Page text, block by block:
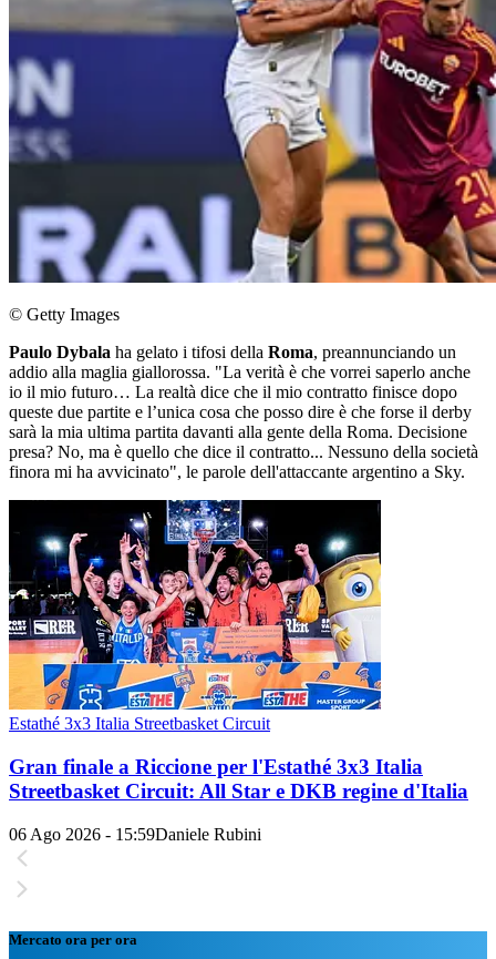
© Getty Images
Paulo Dybala ha gelato i tifosi della Roma, preannunciando un
addio alla maglia giallorossa. "La verità è che vorrei saperlo anche
io il mio futuro… La realtà dice che il mio contratto finisce dopo
queste due partite e l’unica cosa che posso dire è che forse il derby
sarà la mia ultima partita davanti alla gente della Roma. Decisione
presa? No, ma è quello che dice il contratto... Nessuno della società
finora mi ha avvicinato", le parole dell'attaccante argentino a Sky.
Estathé 3x3 Italia Streetbasket Circuit
Gran finale a Riccione per l'Estathé 3x3 Italia
Streetbasket Circuit: All Star e DKB regine d'Italia
06 Ago 2026 - 15:59Daniele Rubini
Mercato ora per ora